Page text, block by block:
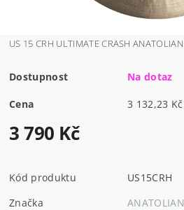
US 15 CRH ULTIMATE CRASH ANATOLIAN
Dostupnost Na dotaz
Cena
3 790 Kč
Kód produktu
US15CRH
Značka
ANATOLIAN